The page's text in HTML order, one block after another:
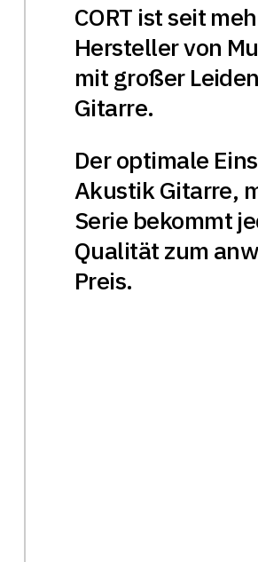
CORT ist seit
Hersteller von
mit großer
Gitarre.
Der optimale
Akustik Gitarre,
Serie bekommt
Qualität zum
Preis.